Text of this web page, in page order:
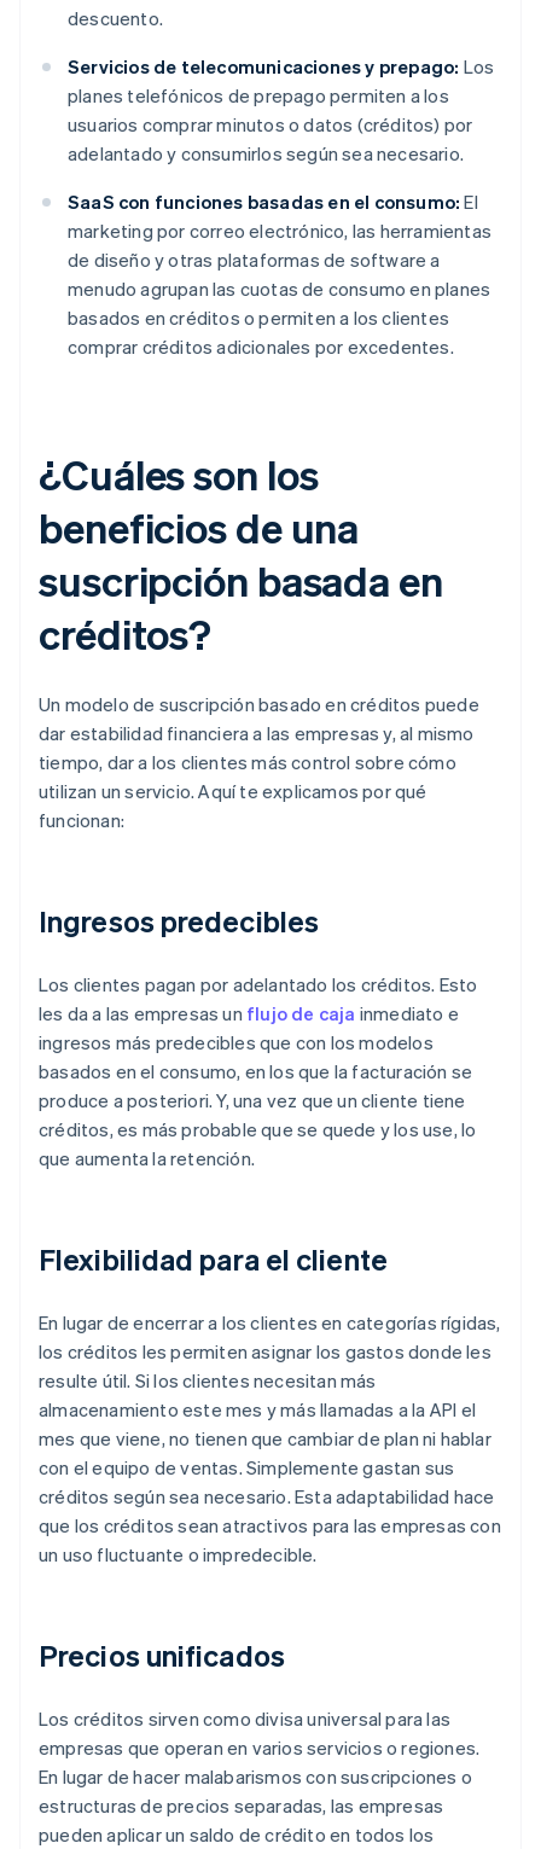
descuento.
Servicios de telecomunicaciones y prepago: Los
planes telefónicos de prepago permiten a los
usuarios comprar minutos o datos (créditos) por
adelantado y consumirlos según sea necesario.
SaaS con funciones basadas en el consumo: El
marketing por correo electrónico, las herramientas
de diseño y otras plataformas de software a
menudo agrupan las cuotas de consumo en planes
basados en créditos o permiten a los clientes
comprar créditos adicionales por excedentes.
¿Cuáles son los
beneficios de una
suscripción basada en
créditos?
Un modelo de suscripción basado en créditos puede
dar estabilidad financiera a las empresas y, al mismo
tiempo, dar a los clientes más control sobre cómo
utilizan un servicio. Aquí te explicamos por qué
funcionan:
Ingresos predecibles
Los clientes pagan por adelantado los créditos. Esto
les da a las empresas un flujo de caja inmediato e
ingresos más predecibles que con los modelos
basados en el consumo, en los que la facturación se
produce a posteriori. Y, una vez que un cliente tiene
créditos, es más probable que se quede y los use, lo
que aumenta la retención.
Flexibilidad para el cliente
En lugar de encerrar a los clientes en categorías rígidas,
los créditos les permiten asignar los gastos donde les
resulte útil. Si los clientes necesitan más
almacenamiento este mes y más llamadas a la API el
mes que viene, no tienen que cambiar de plan ni hablar
con el equipo de ventas. Simplemente gastan sus
créditos según sea necesario. Esta adaptabilidad hace
que los créditos sean atractivos para las empresas con
un uso fluctuante o impredecible.
Precios unificados
Los créditos sirven como divisa universal para las
empresas que operan en varios servicios o regiones.
En lugar de hacer malabarismos con suscripciones o
estructuras de precios separadas, las empresas
pueden aplicar un saldo de crédito en todos los